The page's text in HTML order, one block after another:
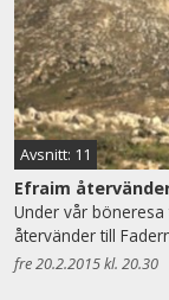
Avsnitt: 11
Efraim
Under vår
återvänder till
fre 20.2.2015 kl. 20.30